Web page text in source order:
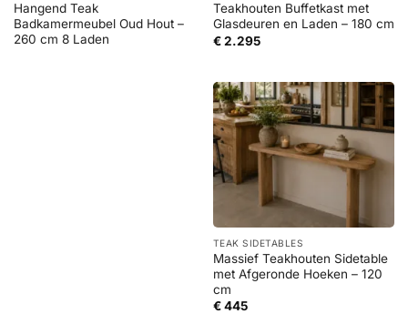
Hangend Teak
Badkamermeubel Oud Hout –
260 cm 8 Laden
Teakhouten Buffetkast met
Glasdeuren en Laden – 180 cm
€2.295
TEAK SIDETABLES
Massief Teakhouten Sidetable
met Afgeronde Hoeken – 120
cm
€445